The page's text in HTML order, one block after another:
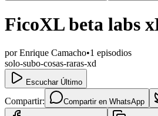
FicoXL beta labs
porEnrique Camacho•1 episodios
solo-subo-cosas-raras-xd
Escuchar Último
Compartir: Compartir en WhatsApp